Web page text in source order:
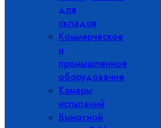
для
складов
Коммерческое
и
промышленное
оборудование
Камеры
испытаний
Выносной